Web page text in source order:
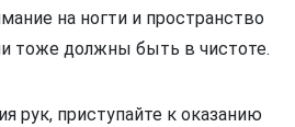
на ногти и пространство
тоже должны быть в чистоте.
рук, приступайте к оказанию